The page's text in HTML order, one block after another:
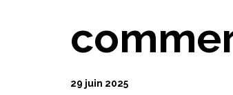
29 juin 2025